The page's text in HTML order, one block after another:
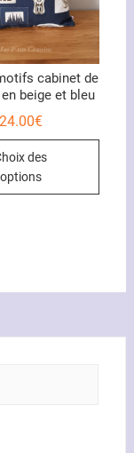
sur
la
cabinet de
beige et bleu
24.00€
des
options